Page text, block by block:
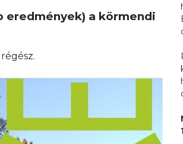
eredmények) a körmendi
régész.